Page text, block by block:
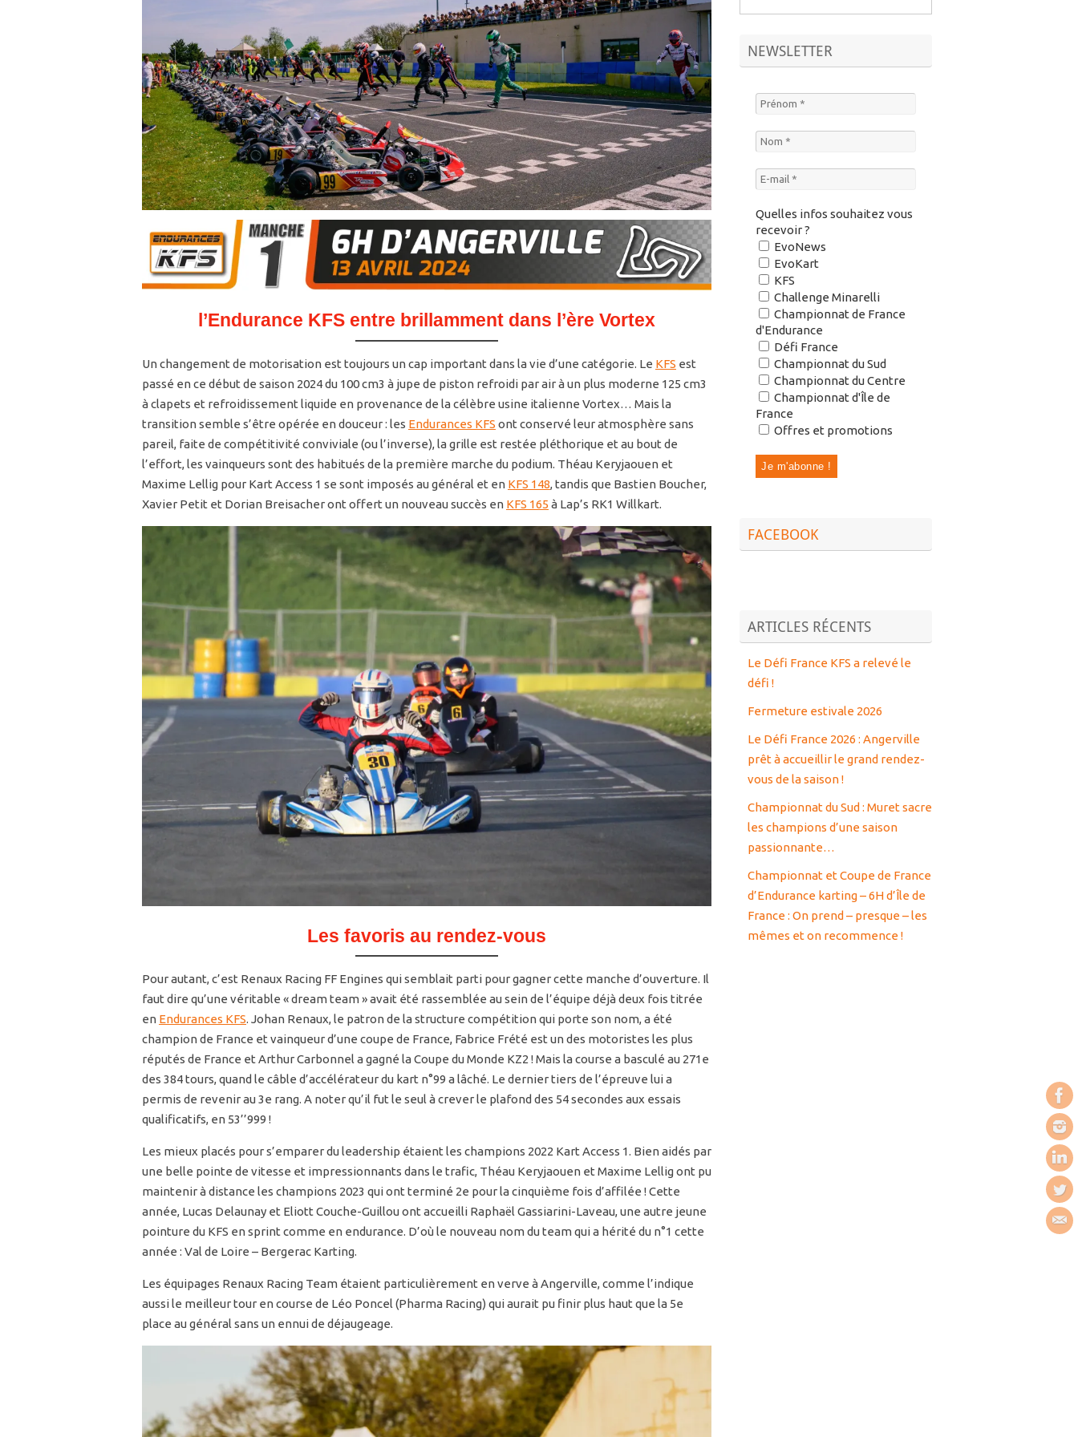
l’Endurance KFS entre brillamment dans l’ère Vortex
Un changement de motorisation est toujours un cap important dans la vie d’une catégorie. Le KFS est
passé en ce début de saison 2024 du 100 cm3 à jupe de piston refroidi par air à un plus moderne 125 cm3
à clapets et refroidissement liquide en provenance de la célèbre usine italienne Vortex… Mais la
transition semble s’être opérée en douceur : les Endurances KFS ont conservé leur atmosphère sans
pareil, faite de compétitivité conviviale (ou l’inverse), la grille est restée pléthorique et au bout de
l’effort, les vainqueurs sont des habitués de la première marche du podium. Théau Keryjaouen et
Maxime Lellig pour Kart Access 1 se sont imposés au général et en KFS 148, tandis que Bastien Boucher,
Xavier Petit et Dorian Breisacher ont offert un nouveau succès en KFS 165 à Lap’s RK1 Willkart.
Les favoris au rendez-vous
Pour autant, c’est Renaux Racing FF Engines qui semblait parti pour gagner cette manche d’ouverture. Il
faut dire qu’une véritable « dream team » avait été rassemblée au sein de l’équipe déjà deux fois titrée
en Endurances KFS. Johan Renaux, le patron de la structure compétition qui porte son nom, a été
champion de France et vainqueur d’une coupe de France, Fabrice Frété est un des motoristes les plus
réputés de France et Arthur Carbonnel a gagné la Coupe du Monde KZ2 ! Mais la course a basculé au 271e
des 384 tours, quand le câble d’accélérateur du kart n°99 a lâché. Le dernier tiers de l’épreuve lui a
permis de revenir au 3e rang. A noter qu’il fut le seul à crever le plafond des 54 secondes aux essais
qualificatifs, en 53’’999 !
Les mieux placés pour s’emparer du leadership étaient les champions 2022 Kart Access 1. Bien aidés par
une belle pointe de vitesse et impressionnants dans le trafic, Théau Keryjaouen et Maxime Lellig ont pu
maintenir à distance les champions 2023 qui ont terminé 2e pour la cinquième fois d’affilée ! Cette
année, Lucas Delaunay et Eliott Couche-Guillou ont accueilli Raphaël Gassiarini-Laveau, une autre jeune
pointure du KFS en sprint comme en endurance. D’où le nouveau nom du team qui a hérité du n°1 cette
année : Val de Loire – Bergerac Karting.
Les équipages Renaux Racing Team étaient particulièrement en verve à Angerville, comme l’indique
aussi le meilleur tour en course de Léo Poncel (Pharma Racing) qui aurait pu finir plus haut que la 5e
place au général sans un ennui de déjaugeage.
NEWSLETTER
Quelles infos souhaitez vous
recevoir ?
EvoNews
EvoKart
KFS
Challenge Minarelli
Championnat de France
d'Endurance
Défi France
Championnat du Sud
Championnat du Centre
Championnat d'Île de
France
Offres et promotions
FACEBOOK
ARTICLES RÉCENTS
Le Défi France KFS a relevé le
défi !
Fermeture estivale 2026
Le Défi France 2026 : Angerville
prêt à accueillir le grand rendez-
vous de la saison !
Championnat du Sud : Muret sacre
les champions d’une saison
passionnante…
Championnat et Coupe de France
d’Endurance karting – 6H d’Île de
France : On prend – presque – les
mêmes et on recommence !